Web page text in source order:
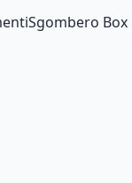
Sgombero Box